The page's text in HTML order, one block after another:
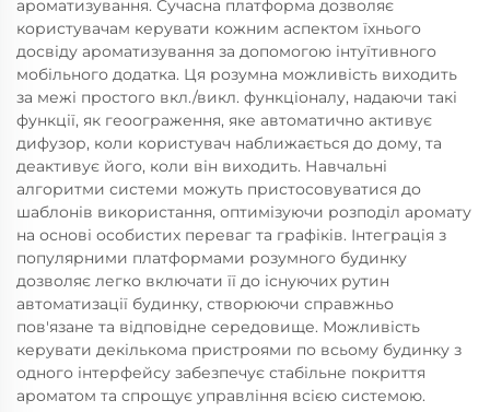
ароматизування. Сучасна платформа дозволяє
користувачам керувати кожним аспектом їхнього
досвіду ароматизування за допомогою інтуїтивного
мобільного додатка. Ця розумна можливість виходить
за межі простого вкл./викл. функціоналу, надаючи такі
функції, як геоограження, яке автоматично активує
дифузор, коли користувач наближається до дому, та
деактивує його, коли він виходить. Навчальні
алгоритми системи можуть пристосовуватися до
шаблонів використання, оптимізуючи розподіл аромату
на основі особистих переваг та графіків. Інтеграція з
популярними платформами розумного будинку
дозволяє легко включати її до існуючих рутин
автоматизації будинку, створюючи справжньо
пов'язане та відповідне середовище. Можливість
керувати декількома пристроями по всьому будинку з
одного інтерфейсу забезпечує стабільне покриття
ароматом та спрощує управління всією системою.